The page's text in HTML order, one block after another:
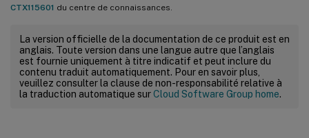
CTX115601 du centre de connaissances.
La version officielle de la documentation de ce produit est en
anglais. Toute version dans une langue autre que l’anglais
est fournie uniquement à titre indicatif et peut inclure du
contenu traduit automatiquement. Pour en savoir plus,
veuillez consulter la clause de non-responsabilité relative à
la traduction automatique surCloud Software Group home.